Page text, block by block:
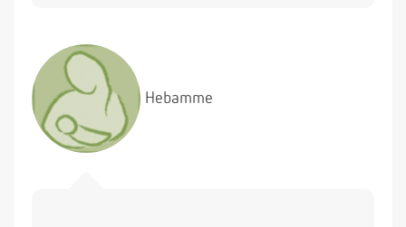
Hebamme